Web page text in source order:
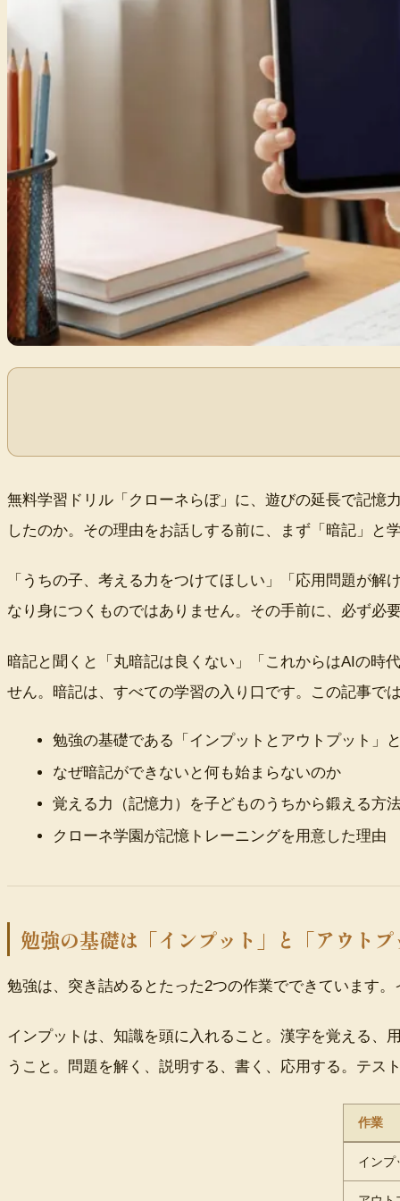
無料学習ドリル「クローネらぼ」に、遊びの延長で記憶
したのか。その理由をお話しする前に、まず「暗記」と
「うちの子、考える力をつけてほしい」「応用問題が
なり身につくものではありません。その手前に、必ず必
暗記と聞くと「丸暗記は良くない」「これからはAIの時
せん。暗記は、すべての学習の入り口です。この記事で
勉強の基礎である「インプットとアウトプット」
なぜ暗記ができないと何も始まらないのか
覚える力（記憶力）を子どものうちから鍛える方
クローネ学園が記憶トレーニングを用意した理由
勉強の基礎は「インプット」と「アウト
勉強は、突き詰めるとたった2つの作業でできています
インプットは、知識を頭に入れること。漢字を覚える、
うこと。問題を解く、説明する、書く、応用する。テス
作業
インプ